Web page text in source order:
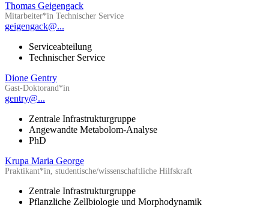
Thomas Geigengack
Mitarbeiter*in Technischer Service
geigengack@...
Serviceabteilung
Technischer Service
Dione Gentry
Gast-Doktorand*in
gentry@...
Zentrale Infrastrukturgruppe
Angewandte Metabolom-Analyse
PhD
Krupa Maria George
Praktikant*in, studentische/wissenschaftliche Hilfskraft
Zentrale Infrastrukturgruppe
Pflanzliche Zellbiologie und Morphodynamik